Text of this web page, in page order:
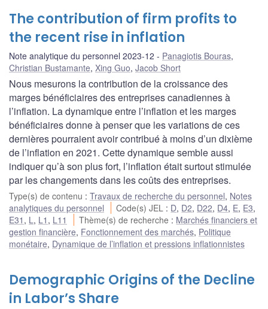
The contribution of firm profits to
the recent rise in inflation
Note analytique du personnel 2023-12 Panagiotis Bouras,
Christian Bustamante, Xing Guo, Jacob Short
Nous mesurons la contribution de la croissance des
marges bénéficiaires des entreprises canadiennes à
l’inflation. La dynamique entre l’inflation et les marges
bénéficiaires donne à penser que les variations de ces
dernières pourraient avoir contribué à moins d’un dixième
de l’inflation en 2021. Cette dynamique semble aussi
indiquer qu’à son plus fort, l’inflation était surtout stimulée
par les changements dans les coûts des entreprises.
Type(s) de contenu : Travaux de recherche du personnel, Notes
analytiques du personnel
Code(s) JEL : D, D2, D22, D4, E, E3,
E31 , L, L1 , L11 Thème(s) de recherche : Marchés financiers et
gestion financière, Fonctionnement des marchés, Politique
monétaire, Dynamique de l’inflation et pressions inflationnistes
Demographic Origins of the Decline
in Labor’s Share